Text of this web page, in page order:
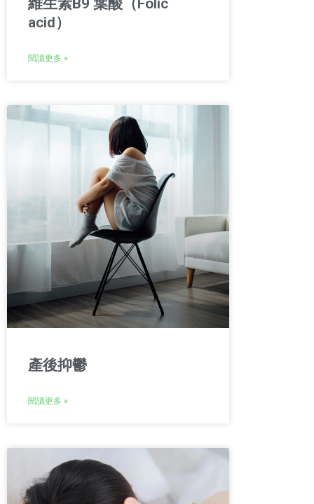
維生素B9 葉酸（Folic
acid）
閱讀更多 »
產後抑鬱
閱讀更多 »